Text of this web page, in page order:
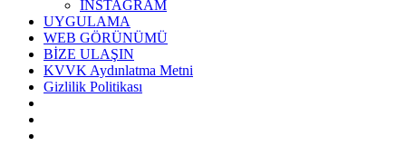
INSTAGRAM
UYGULAMA
WEB GÖRÜNÜMÜ
BİZE ULAŞIN
KVVK Aydınlatma Metni
Gizlilik Politikası